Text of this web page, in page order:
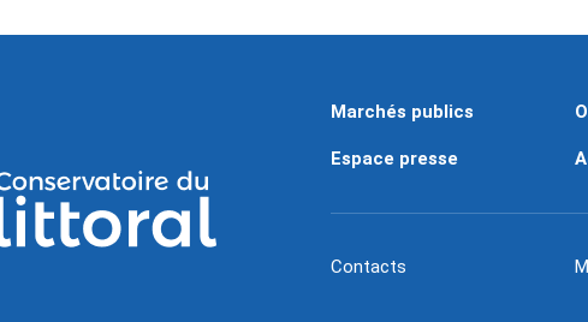
Marchés publics
Espace presse
Contacts